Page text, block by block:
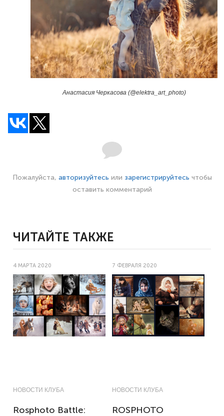
Анастасия Черкасова (@elektra_art_photo)
Пожалуйста, авторизуйтесь или зарегистрируйтесь чтобы
оставить комментарий
ЧИТАЙТЕ ТАКЖЕ
4 МАРТА 2020
НОВОСТИ КЛУБА
Rosphoto Battle:
7 ФЕВРАЛЯ 2020
НОВОСТИ КЛУБА
ROSPHOTO